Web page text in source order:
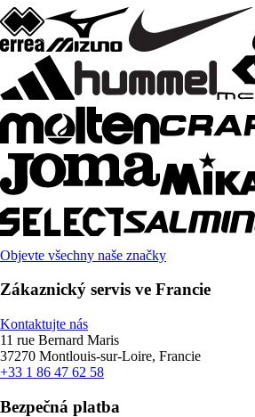
Objevte všechny naše značky
Zákaznický servis ve Francie
Kontaktujte nás
11 rue Bernard Maris
37270 Montlouis-sur-Loire, Francie
+33 1 86 47 62 58
Bezpečná platba